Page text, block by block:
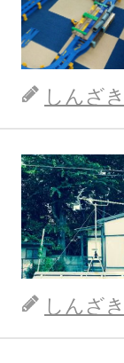
しんざき
しんざき